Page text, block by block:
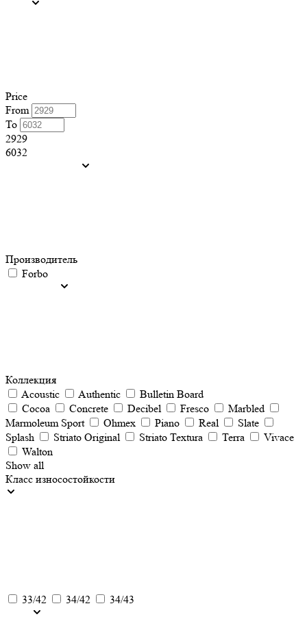
Price
From
To
2929
6032
Производитель
Forbo
Коллекция
Acoustic
Authentic
Bulletin Board
Cocoa
Concrete Decibel Fresco
Marbled
Marmoleum Sport
Ohmex Piano Real
Slate
Splash
Striato Original Striato Textura Terra
Vivace
Walton
Show all
Класс износостойкости
33/42 34/42 34/43